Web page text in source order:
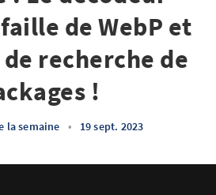
de WebP et
recherche de
!
la semaine • 19 sept. 2023